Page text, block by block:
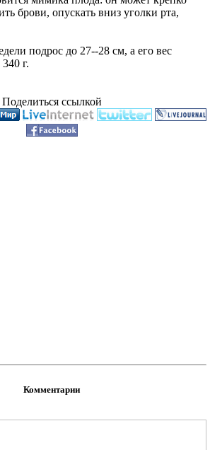
брови, опускать вниз уголки рта,
подрос до 27--28 см, а его вес
г.
Поделиться ссылкой
Комментарии